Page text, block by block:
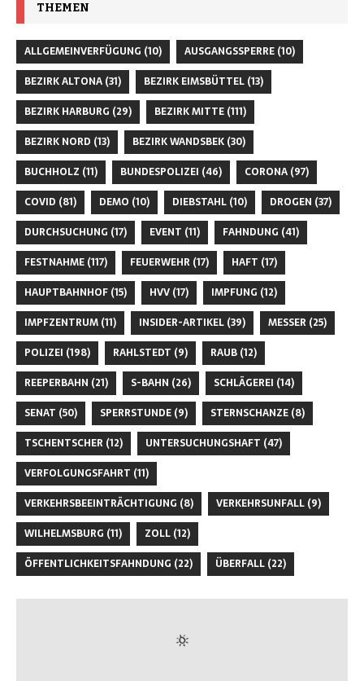
THEMEN
ALLGEMEINVERFÜGUNG (10) AUSGANGSSPERRE (10)
BEZIRK ALTONA (31) BEZIRK EIMSBÜTTEL (13)
BEZIRK HARBURG (29) BEZIRK MITTE (111)
BEZIRK NORD (13) BEZIRK WANDSBEK (30)
BUCHHOLZ (11) BUNDESPOLIZEI (46) CORONA (97)
COVID (81) DEMO (10) DIEBSTAHL (10) DROGEN (37)
DURCHSUCHUNG (17) EVENT (11) FAHNDUNG (41)
FESTNAHME (117) FEUERWEHR (17) HAFT (17)
HAUPTBAHNHOF (15) HVV (17) IMPFUNG (12)
IMPFZENTRUM (11) INSIDER-ARTIKEL (39) MESSER (25)
POLIZEI (198) RAHLSTEDT (9) RAUB (12)
REEPERBAHN (21) S-BAHN (26) SCHLÄGEREI (14)
SENAT (50) SPERRSTUNDE (9) STERNSCHANZE (8)
TSCHENTSCHER (12) UNTERSUCHUNGSHAFT (47)
VERFOLGUNGSFAHRT (11)
VERKEHRSBEEINTRÄCHTIGUNG (8) VERKEHRSUNFALL (9)
WILHELMSBURG (11) ZOLL (12)
ÖFFENTLICHKEITSFAHNDUNG (22) ÜBERFALL (22)